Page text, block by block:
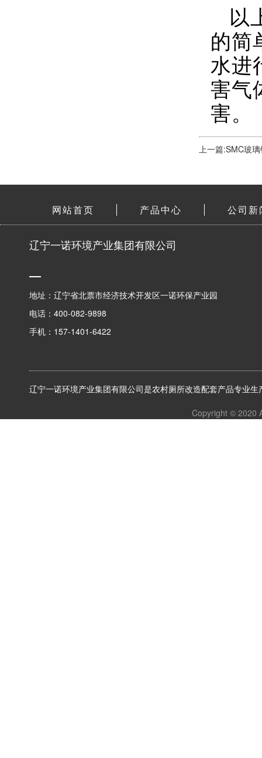
以
的简
水进
害气
害。
上一篇:SMC玻
网站首页 产品中心 公司新
辽宁一诺环境产业集团有限公司
地址：辽宁省北票市经济技术开发区一诺环保产业园
电话：400-082-9898
手机：157-1401-6422
辽宁一诺环境产业集团有限公司是农村厕所改造配套产品专业生
Copyright © 2020